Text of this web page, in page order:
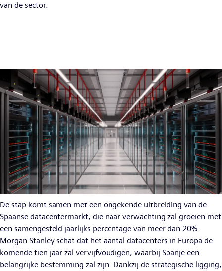
van de sector.
De stap komt samen met een ongekende uitbreiding van de
Spaanse datacentermarkt, die naar verwachting zal groeien met
een samengesteld jaarlijks percentage van meer dan 20%.
Morgan Stanley schat dat het aantal datacenters in Europa de
komende tien jaar zal vervijfvoudigen, waarbij Spanje een
belangrijke bestemming zal zijn. Dankzij de strategische ligging,